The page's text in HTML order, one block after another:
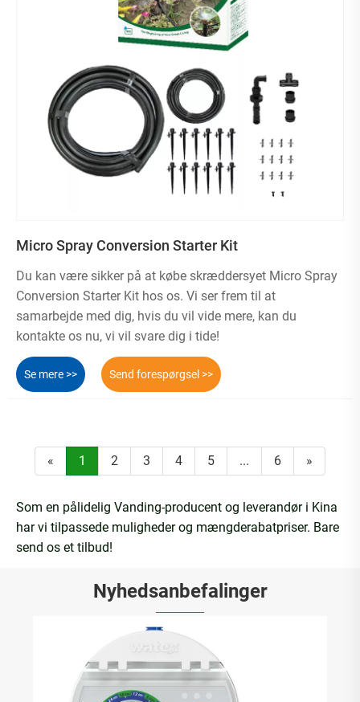
Micro Spray Conversion Starter Kit
Du kan være sikker på at købe skræddersyet Micro Spray
Conversion Starter Kit hos os. Vi ser frem til at
samarbejde med dig, hvis du vil vide mere, kan du
kontakte os nu, vi vil svare dig i tide!
Se mere >> Send forespørgsel >>
« 1 2 3 4 5 ... 6 »
Som en pålidelig Vanding-producent og leverandør i Kina
har vi tilpassede muligheder og mængderabatpriser. Bare
send os et tilbud!
Nyhedsanbefalinger